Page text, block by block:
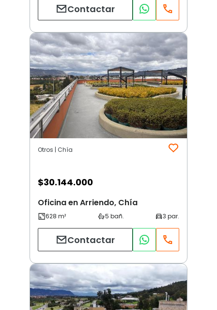
Contactar
Otros | Chía
$30.144.000
Oficina en Arriendo, Chía
Contactar